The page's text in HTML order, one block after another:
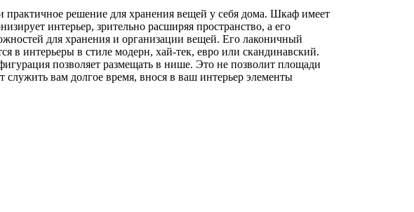
решение для хранения вещей у себя дома. Шкаф имеет
интерьер, зрительно расширяя пространство, а его
для хранения и организации вещей. Его лаконичный
в интерьеры в стиле модерн, хай-тек, евро или скандинавский.
позволяет размещать в нише. Это не позволит площади
вам долгое время, внося в ваш интерьер элементы